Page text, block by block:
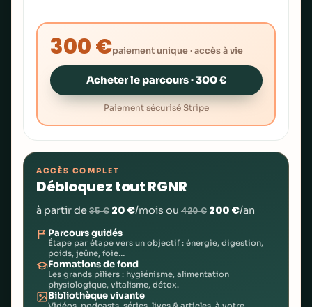
300 €paiement unique · accès à vie
Acheter le parcours · 300 €
Paiement sécurisé Stripe
ACCÈS COMPLET
Débloquez tout RGNR
à partir de35 € 20 €/mois ou 420 € 200 €/an
Parcours guidés
Étape par étape vers un objectif : énergie, digestion,
poids, jeûne, foie…
Formations de fond
Les grands piliers : hygiénisme, alimentation
physiologique, vitalisme, détox.
Bibliothèque vivante